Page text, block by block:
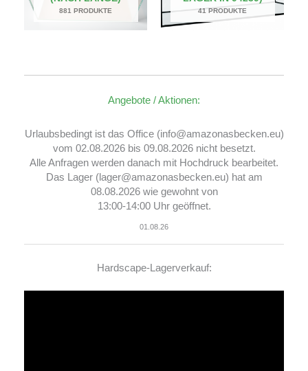
881 PRODUKTE 41 PRODUKTE
Angebote / Aktionen:
Urlaubsbedingt ist das Office (info@amazonasbecken.eu)
vom 02.08.2026 bis 09.08.2026 nicht besetzt.
Alle Anfragen werden danach mit Hochdruck bearbeitet.
Das Lager (lager@amazonasbecken.eu) hat am
08.08.2026 wie gewohnt von
13:00-14:00 Uhr geöffnet.
01.08.26
Hardscape-Lagerverkauf: